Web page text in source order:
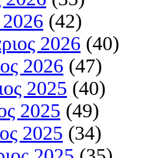
(42)
2026 (40)
2026 (47)
2025 (40)
2025 (49)
2025 (34)